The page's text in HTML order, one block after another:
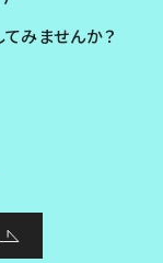
みませんか？